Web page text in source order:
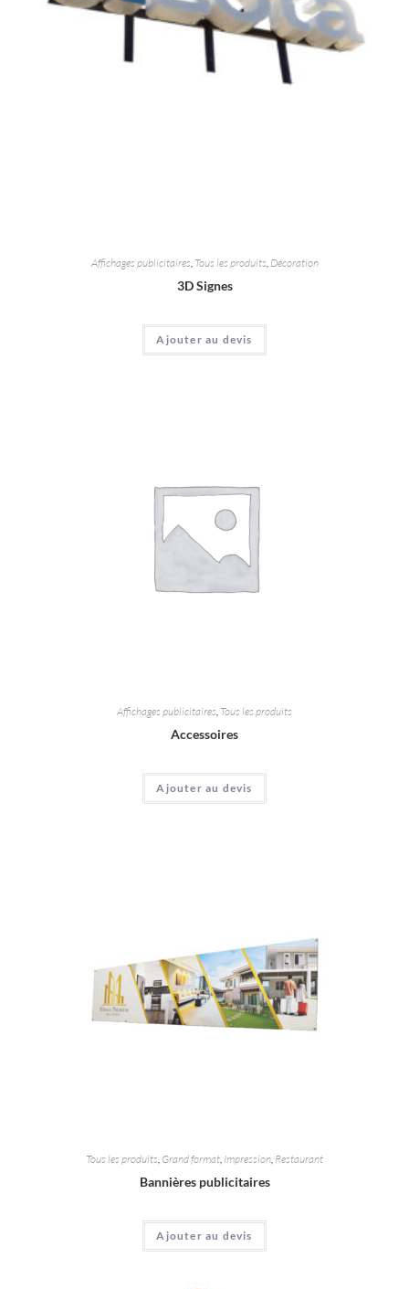
Affichages publicitaires, Tous les produits, Décoration
3D Signes
Ajouter au devis
Affichages publicitaires Tous les produits
Accessoires
Ajouter au devis
Tous les produits, Grand format, Impression, Restaurant
Bannières publicitaires
Ajouter au devis